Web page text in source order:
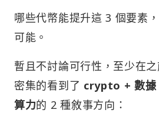
哪些代幣能提升這 3 個要素
可能。
暫且不討論可行性，至少在
密集的看到了 crypto + 數據
算力的 2 種敘事方向：